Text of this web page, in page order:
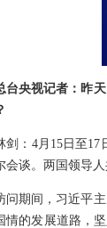
台央视记者：昨
剑：4月15日至
会谈。两国领导
问期间，习近平
情的发展道路，